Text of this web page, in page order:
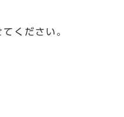
ください。